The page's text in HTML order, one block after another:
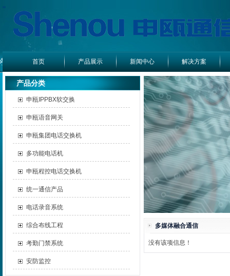
首页 产品展示 新闻中心 解决方案
多媒体融合通信
没有该项信息！
产品分类
申瓯IPPBX软交换
申瓯语音网关
申瓯集团电话交换机
多功能电话机
申瓯程控电话交换机
统一通信产品
电话录音系统
综合布线工程
考勤门禁系统
安防监控